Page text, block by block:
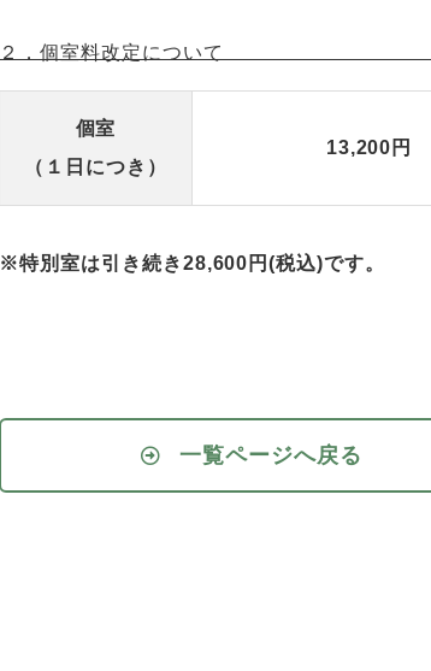
２．個室料改定について
個室
（１日につき）
13,200円
※特別室は引き続き28,600円(税込)です。
一覧ページへ戻る